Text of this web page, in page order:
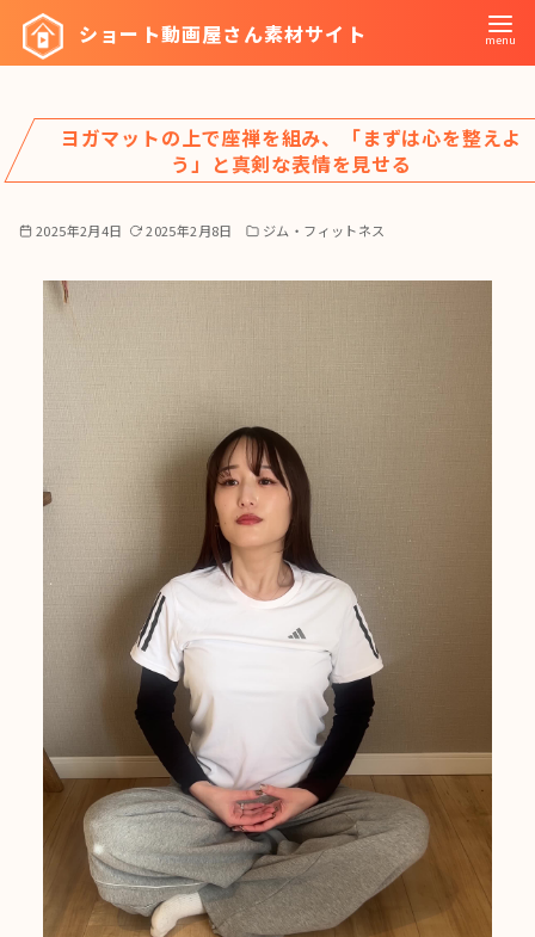
ツ
へ
ショート動画屋さん素材サイト
ヨガマットの上で座禅を組み、「まずは心を整えよ
う」と真剣な表情を見せる
2025年2月4日 2025年2月8日 ジム・フィットネス